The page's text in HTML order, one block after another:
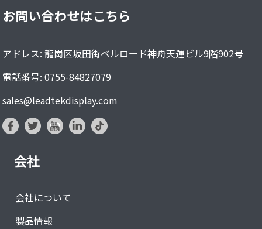
お問い合わせはこちら
アドレス: 龍崗区坂田街ベルロード神舟天運ビル9階902号
電話番号: 0755-84827079
sales@leadtekdisplay.com
会社
会社について
製品情報